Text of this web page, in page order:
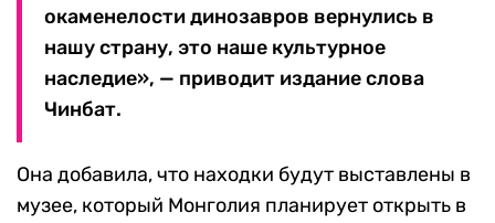
окаменелости динозавров вернулись в
нашу страну, это наше культурное
наследие», — приводит издание слова
Чинбат.
Она добавила, что находки будут выставлены в
музее, который Монголия планирует открыть в